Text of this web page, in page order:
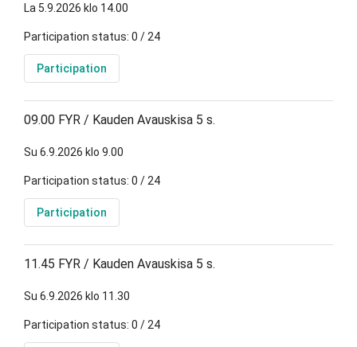
La 5.9.2026 klo 14.00
Participation status: 0 / 24
Participation
09.00 FYR / Kauden Avauskisa 5 s.
Su 6.9.2026 klo 9.00
Participation status: 0 / 24
Participation
11.45 FYR / Kauden Avauskisa 5 s.
Su 6.9.2026 klo 11.30
Participation status: 0 / 24